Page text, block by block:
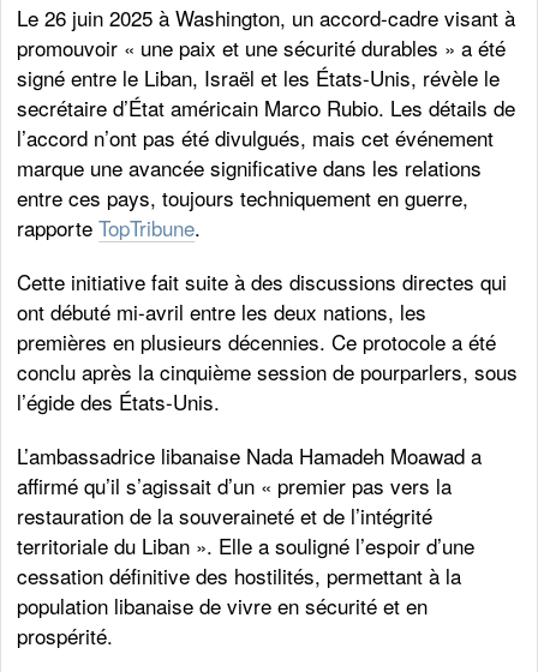
Le 26 juin 2025 à Washington, un accord-cadre visant à
promouvoir « une paix et une sécurité durables » a été
signé entre le Liban, Israël et les États-Unis, révèle le
secrétaire d’État américain Marco Rubio. Les détails de
l’accord n’ont pas été divulgués, mais cet événement
marque une avancée significative dans les relations
entre ces pays, toujours techniquement en guerre,
rapporteTopTribune.
Cette initiative fait suite à des discussions directes qui
ont débuté mi-avril entre les deux nations, les
premières en plusieurs décennies. Ce protocole a été
conclu après la cinquième session de pourparlers, sous
l’égide des États-Unis.
L’ambassadrice libanaise Nada Hamadeh Moawad a
affirmé qu’il s’agissait d’un « premier pas vers la
restauration de la souveraineté et de l’intégrité
territoriale du Liban ». Elle a souligné l’espoir d’une
cessation définitive des hostilités, permettant à la
population libanaise de vivre en sécurité et en
prospérité.